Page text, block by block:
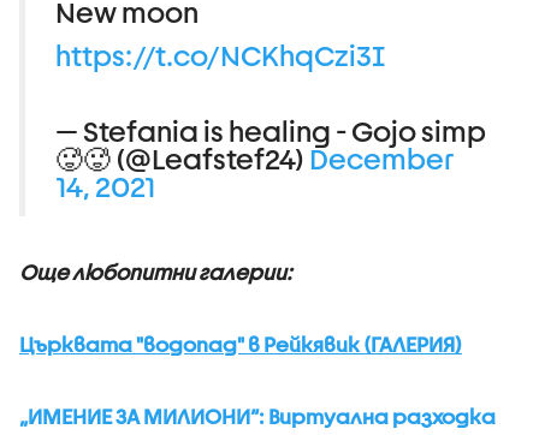
New moon
https://t.co/NCKhqCzi3I
— Stefania is healing - Gojo simp
🥵🥵 (@Leafstef24) December
14, 2021
Още любопитни галерии:
Църквата "водопад" в Рейкявик (ГАЛЕРИЯ)
„ИМЕНИЕ ЗА МИЛИОНИ“: Виртуална разходка